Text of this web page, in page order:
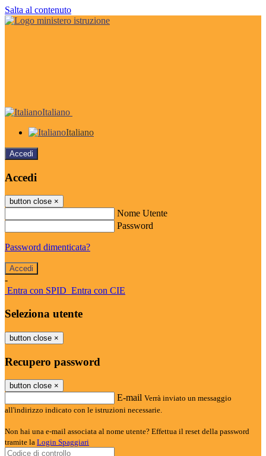
Salta al contenuto
Italiano
Italiano
Accedi
Accedi
button close ×
Nome Utente
Password
Password dimenticata?
-
Entra con SPID Entra con CIE
Seleziona utente
button close ×
Recupero password
button close ×
E-mail Verrà inviato un messaggio
all'indirizzo indicato con le istruzioni necessarie.
Non hai una e-mail associata al nome utente? Effettua il reset della password
tramite la Login Spaggiari